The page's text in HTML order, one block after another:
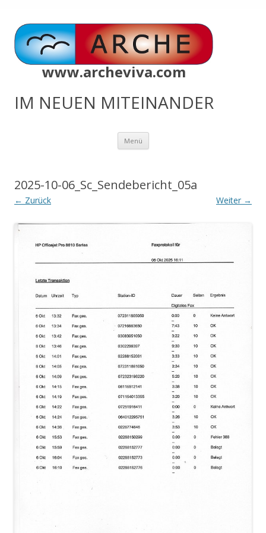
www.archeviva.com
IM NEUEN MITEINANDER
Menü Zum
springen
2025-10-06_Sc_Sendebericht_05a
← Zurück Weiter →